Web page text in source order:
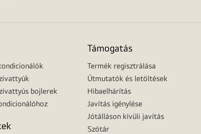
bojlerek
Támogatás
Termék regisztrálása
Útmutatók és letöltések
Hibaelhárítás
Javítás igénylése
Jótálláson kívüli javítás
Szótár